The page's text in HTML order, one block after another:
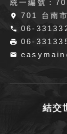
統一編號：
701 台南
06-
06-
結交